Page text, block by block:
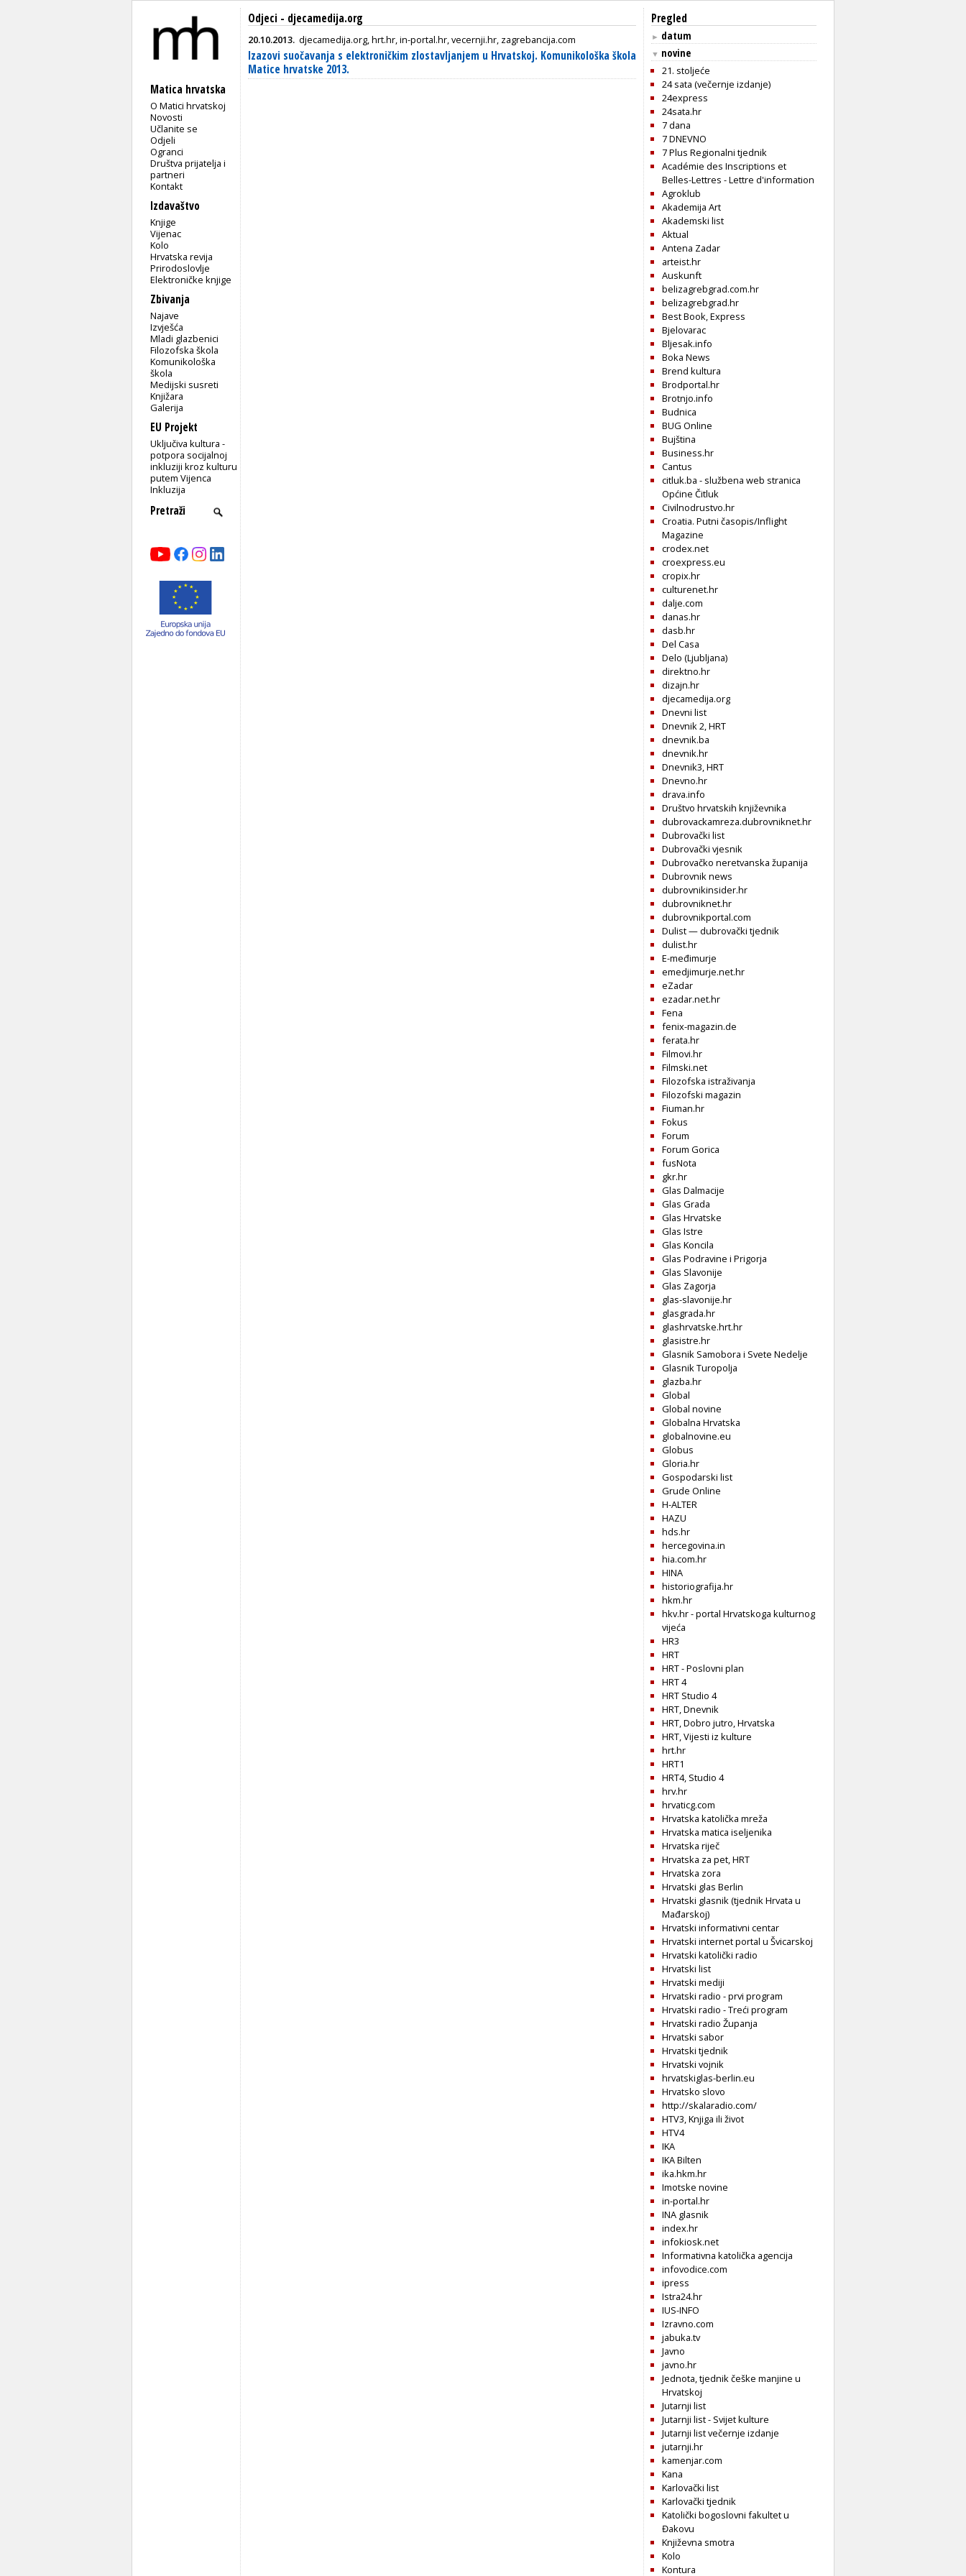
Matica hrvatska
O Matici hrvatskoj
Novosti
Učlanite se
Odjeli
Ogranci
Društva prijatelja i
partneri
Kontakt
Izdavaštvo
Knjige
Vijenac
Kolo
Hrvatska revija
Prirodoslovlje
Elektroničke knjige
Zbivanja
Najave
Izvješća
Mladi glazbenici
Filozofska škola
Komunikološka
škola
Medijski susreti
Knjižara
Galerija
EU Projekt
Uključiva kultura -
potpora socijalnoj
inkluziji kroz kulturu
putem Vijenca
Inkluzija
Odjeci - djecamedija.org
20.10.2013. djecamedija.org, hrt.hr, in-portal.hr, vecernji.hr, zagrebancija.com
Izazovi suočavanja s elektroničkim zlostavljanjem u Hrvatskoj. Komunikološka škola
Matice hrvatske 2013.
Pregled
► datum
▼ novine
21. stoljeće
24 sata (večernje izdanje)
24express
24sata.hr
7 dana
7 DNEVNO
7 Plus Regionalni tjednik
Académie des Inscriptions et
Belles-Lettres - Lettre d'information
Agroklub
Akademija Art
Akademski list
Aktual
Antena Zadar
arteist.hr
Auskunft
belizagrebgrad.com.hr
belizagrebgrad.hr
Best Book, Express
Bjelovarac
Bljesak.info
Boka News
Brend kultura
Brodportal.hr
Brotnjo.info
Budnica
BUG Online
Bujština
Business.hr
Cantus
citluk.ba - službena web stranica
Općine Čitluk
Civilnodrustvo.hr
Croatia. Putni časopis/Inflight
Magazine
crodex.net
croexpress.eu
cropix.hr
culturenet.hr
dalje.com
danas.hr
dasb.hr
Del Casa
Delo (Ljubljana)
direktno.hr
dizajn.hr
djecamedija.org
Dnevni list
Dnevnik 2, HRT
dnevnik.ba
dnevnik.hr
Dnevnik3, HRT
Dnevno.hr
drava.info
Društvo hrvatskih književnika
dubrovackamreza.dubrovniknet.hr
Dubrovački list
Dubrovački vjesnik
Dubrovačko neretvanska županija
Dubrovnik news
dubrovnikinsider.hr
dubrovniknet.hr
dubrovnikportal.com
Dulist — dubrovački tjednik
dulist.hr
E-međimurje
emedjimurje.net.hr
eZadar
ezadar.net.hr
Fena
fenix-magazin.de
ferata.hr
Filmovi.hr
Filmski.net
Filozofska istraživanja
Filozofski magazin
Fiuman.hr
Fokus
Forum
Forum Gorica
fusNota
gkr.hr
Glas Dalmacije
Glas Grada
Glas Hrvatske
Glas Istre
Glas Koncila
Glas Podravine i Prigorja
Glas Slavonije
Glas Zagorja
glas-slavonije.hr
glasgrada.hr
glashrvatske.hrt.hr
glasistre.hr
Glasnik Samobora i Svete Nedelje
Glasnik Turopolja
glazba.hr
Global
Global novine
Globalna Hrvatska
globalnovine.eu
Globus
Gloria.hr
Gospodarski list
Grude Online
H-ALTER
HAZU
hds.hr
hercegovina.in
hia.com.hr
HINA
historiografija.hr
hkm.hr
hkv.hr - portal Hrvatskoga kulturnog
vijeća
HR3
HRT
HRT - Poslovni plan
HRT 4
HRT Studio 4
HRT, Dnevnik
HRT, Dobro jutro, Hrvatska
HRT, Vijesti iz kulture
hrt.hr
HRT1
HRT4, Studio 4
hrv.hr
hrvaticg.com
Hrvatska katolička mreža
Hrvatska matica iseljenika
Hrvatska riječ
Hrvatska za pet, HRT
Hrvatska zora
Hrvatski glas Berlin
Hrvatski glasnik (tjednik Hrvata u
Mađarskoj)
Hrvatski informativni centar
Hrvatski internet portal u Švicarskoj
Hrvatski katolički radio
Hrvatski list
Hrvatski mediji
Hrvatski radio - prvi program
Hrvatski radio - Treći program
Hrvatski radio Županja
Hrvatski sabor
Hrvatski tjednik
Hrvatski vojnik
hrvatskiglas-berlin.eu
Hrvatsko slovo
http://skalaradio.com/
HTV3, Knjiga ili život
HTV4
IKA
IKA Bilten
ika.hkm.hr
Imotske novine
in-portal.hr
INA glasnik
index.hr
infokiosk.net
Informativna katolička agencija
infovodice.com
ipress
Istra24.hr
IUS-INFO
Izravno.com
jabuka.tv
Javno
javno.hr
Jednota, tjednik češke manjine u
Hrvatskoj
Jutarnji list
Jutarnji list - Svijet kulture
Jutarnji list večernje izdanje
jutarnji.hr
kamenjar.com
Kana
Karlovački list
Karlovački tjednik
Katolički bogoslovni fakultet u
Đakovu
Književna smotra
Kolo
Kontura